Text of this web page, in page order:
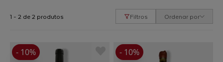
1 - 2 de 2 produtos Filtros Ordenar por
- 10% - 10%